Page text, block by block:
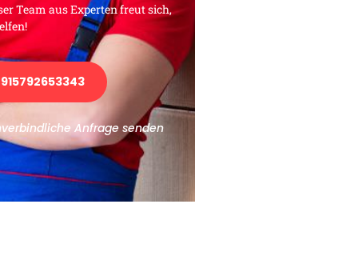
Team aus Experten freut sich,
Anfrage senden